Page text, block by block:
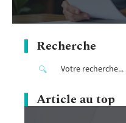
Recherche
Article au top